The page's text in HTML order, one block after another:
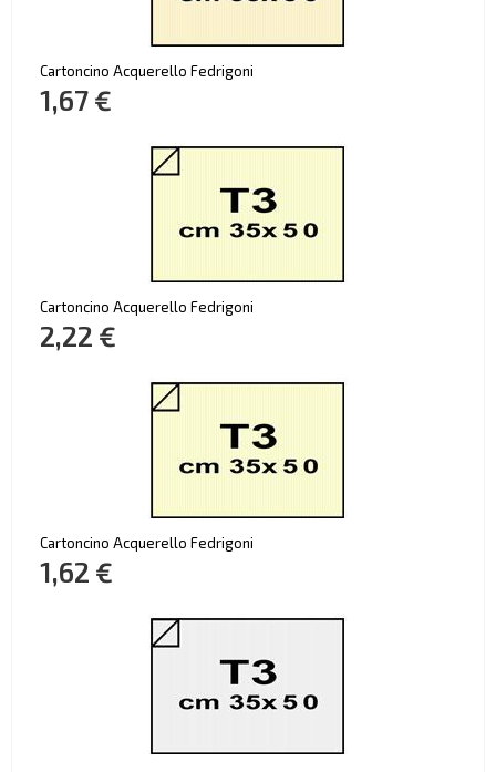
Cartoncino Acquerello Fedrigoni
1,67 €
Cartoncino Acquerello Fedrigoni
2,22 €
Cartoncino Acquerello Fedrigoni
1,62 €